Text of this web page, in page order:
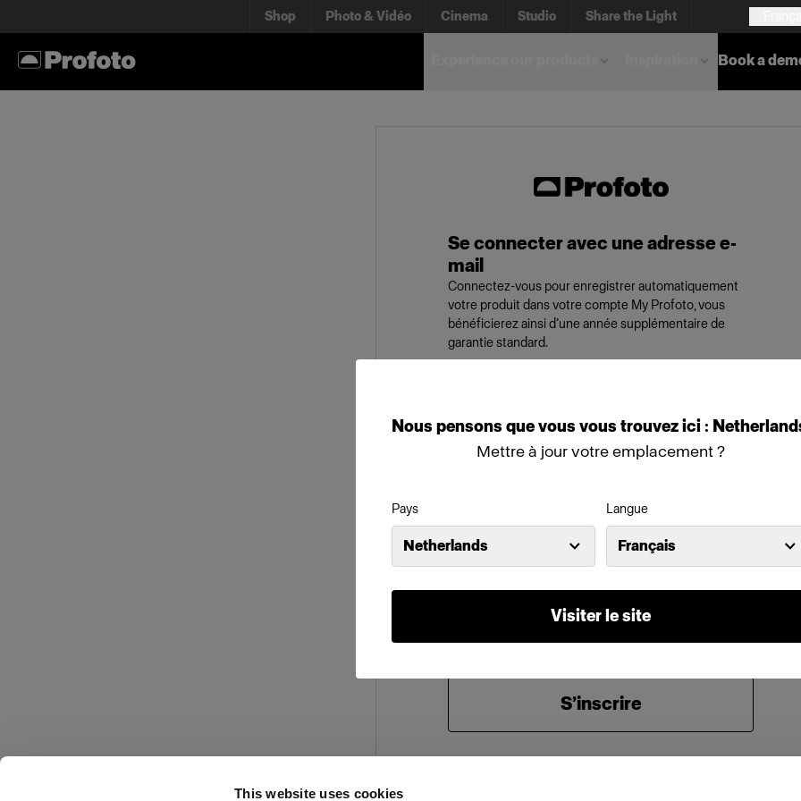
This website uses cookies
Nous pensons quevous vous trouvezici :
Mettre à jour votre emplacement ?
Pays
Netherlands
Langue
Français
Visiter le site
Shop Photo & Vidéo Cinema Studio Share the Light
Book a
Se connecter avec une adresse e-
mail
Connectez-vous pour enregistrer automatiquement
votre produit dans votre compte My Profoto, vous
bénéficierez ainsi d’une année supplémentaire de
garantie standard.
Mot de passe
Se souvenir de moi Mot de passe oublié ?
Se connecter
S’inscrire